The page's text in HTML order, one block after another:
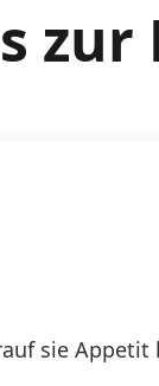
zur
sie Appetit